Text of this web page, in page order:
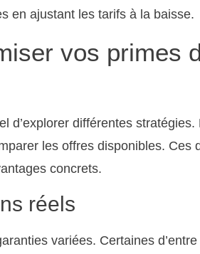
en ajustant les tarifs à la baisse.
vos primes
d’explorer différentes
les offres disponibles. Ces
concrets.
réels
variées. Certaines